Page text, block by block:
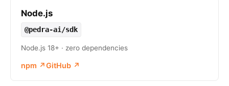
Node.js
@pedra-ai/sdk
Node.js 18+ · zero dependencies
npm ↗GitHub ↗